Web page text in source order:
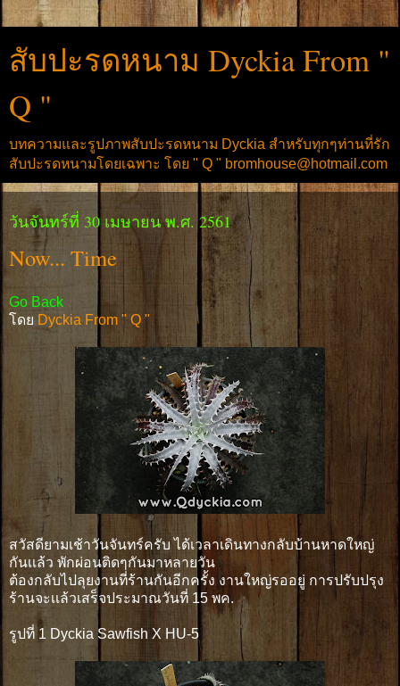
สับปะรดหนาม Dyckia From "
Q "
บทความและรูปภาพสับปะรดหนาม Dyckia สำหรับทุกๆท่านที่รัก
สับปะรดหนามโดยเฉพาะ โดย " Q " bromhouse@hotmail.com
วันจันทร์ที่ 30 เมษายน พ.ศ. 2561
Now... Time
Go Back
โดย Dyckia From " Q "
สวัสดียามเช้าวันจันทร์ครับ ได้เวลาเดินทางกลับบ้านหาดใหญ่
กันเเล้ว พักผ่อนติดๆกันมาหลายวัน
ต้องกลับไปลุยงานที่ร้านกันอีกครั้ง งานใหญ่รออยู่ การปรับปรุง
ร้านจะเเล้วเสร็จประมาณวันที่ 15 พค.
รูปที่ 1 Dyckia Sawfish X HU-5